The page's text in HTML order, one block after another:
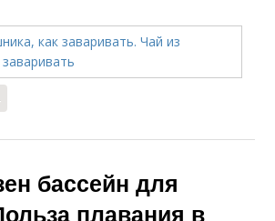
бассейн для
плавания в